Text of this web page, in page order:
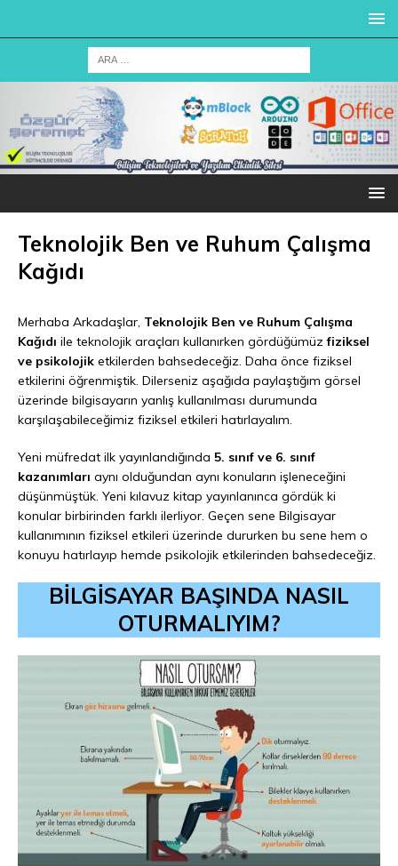
Teknolojik Ben ve Ruhum Çalışma
Kağıdı
Merhaba Arkadaşlar, Teknolojik Ben ve Ruhum Çalışma
Kağıdı ile teknolojik araçları kullanırken gördüğümüzfiziksel
ve psikolojik etkilerden bahsedeceğiz. Daha önce fiziksel
etkilerini öğrenmiştik. Dilerseniz aşağıda paylaştığım görsel
üzerinde bilgisayarın yanlış kullanılması durumunda
karşılaşabileceğimiz fiziksel etkileri hatırlayalım.
Yeni müfredat ilk yayınlandığında 5. sınıf ve 6. sınıf
kazanımları aynı olduğundan aynı konuların işleneceğini
düşünmüştük. Yeni kılavuz kitap yayınlanınca gördük ki
konular birbirinden farklı ilerliyor. Geçen sene Bilgisayar
kullanımının fiziksel etkileri üzerinde dururken bu sene hem o
konuyu hatırlayıp hemde psikolojik etkilerinden bahsedeceğiz.
BİLGİSAYAR BAŞINDA NASIL
OTURMALIYIM?